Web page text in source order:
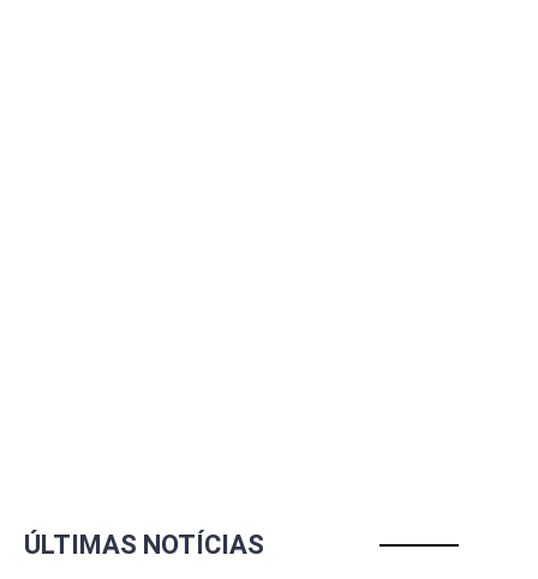
ÚLTIMAS NOTÍCIAS